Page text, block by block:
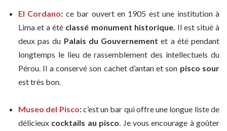
El Cordano: ce bar ouvert en 1905 est une institution à
Lima et a été classé monument historique. Il est situé à
deux pas du Palais du Gouvernement et a été pendant
longtemps le lieu de rassemblement des intellectuels du
Pérou. Il a conservé son cachet d’antan et son pisco sour
est très bon.
Museo del Pisco:c’est un bar qui offre une longue liste de
délicieux cocktails au pisco. Je vous encourage à goûter